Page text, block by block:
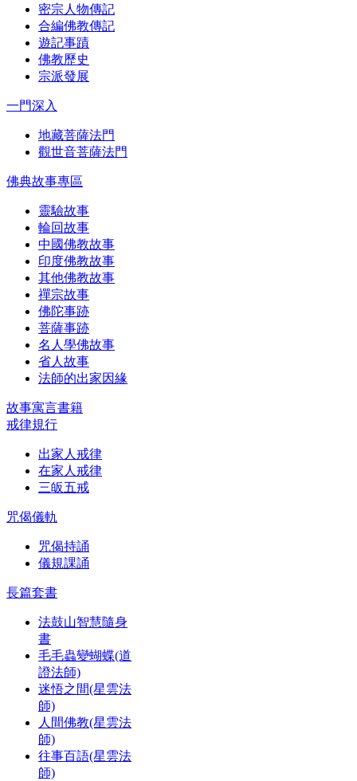
密宗人物傳記
合編佛教傳記
遊記事蹟
佛教歷史
宗派發展
一門深入
地藏菩薩法門
觀世音菩薩法門
佛典故事專區
靈驗故事
輪回故事
中國佛教故事
印度佛教故事
其他佛教故事
禪宗故事
佛陀事跡
菩薩事跡
名人學佛故事
省人故事
法師的出家因緣
故事寓言書籍
戒律規行
出家人戒律
在家人戒律
三皈五戒
咒偈儀軌
咒偈持誦
儀規課誦
長篇套書
法鼓山智慧隨身
書
毛毛蟲變蝴蝶(道
證法師)
迷悟之間(星雲法
師)
人間佛教(星雲法
師)
往事百語(星雲法
師)